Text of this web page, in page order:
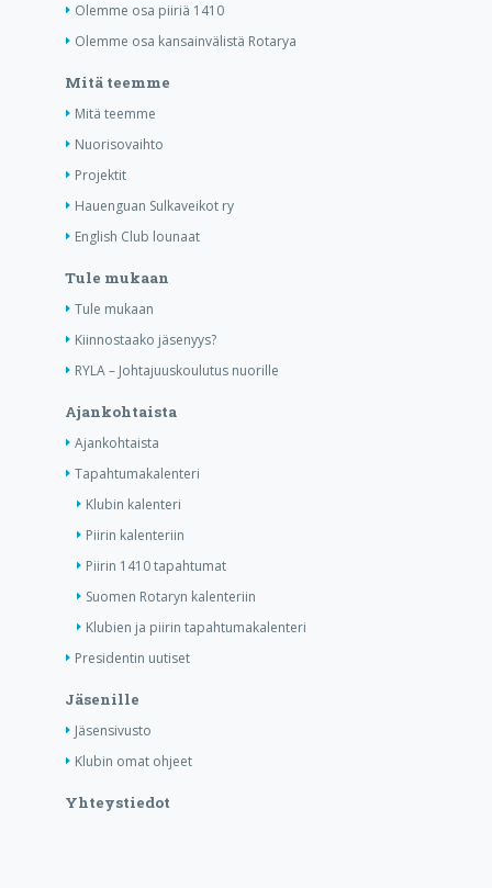
Olemme osa piiriä 1410
Olemme osa kansainvälistä Rotarya
Mitä teemme
Mitä teemme
Nuorisovaihto
Projektit
Hauenguan Sulkaveikot ry
English Club lounaat
Tule mukaan
Tule mukaan
Kiinnostaako jäsenyys?
RYLA – Johtajuuskoulutus nuorille
Ajankohtaista
Ajankohtaista
Tapahtumakalenteri
Klubin kalenteri
Piirin kalenteriin
Piirin 1410 tapahtumat
Suomen Rotaryn kalenteriin
Klubien ja piirin tapahtumakalenteri
Presidentin uutiset
Jäsenille
Jäsensivusto
Klubin omat ohjeet
Yhteystiedot